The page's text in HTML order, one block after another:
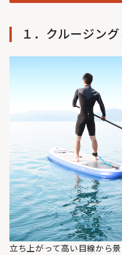
１．クルージン
立ち上がって高い目線から